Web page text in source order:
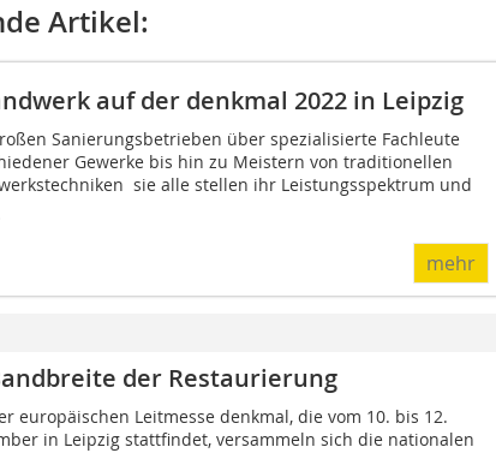
Artikel:
auf der denkmal 2022 in Leipzig
Sanierungsbetrieben über spezialisierte Fachleute
Gewerke bis hin zu Meistern von traditionellen
 sie alle stellen ihr Leistungsspektrum und
mehr
der Restaurierung
europäischen Leitmesse denkmal, die vom 10. bis 12.
in Leipzig stattfindet, versammeln sich die nationalen